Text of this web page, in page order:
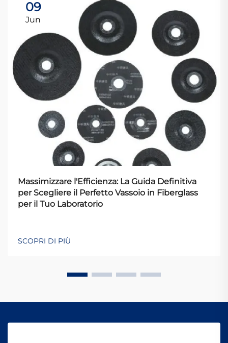
09
Jun
Massimizzare l'Efficienza: La Guida Definitiva
per Scegliere il Perfetto Vassoio in Fiberglass
per il Tuo Laboratorio
SCOPRI DI PIÙ